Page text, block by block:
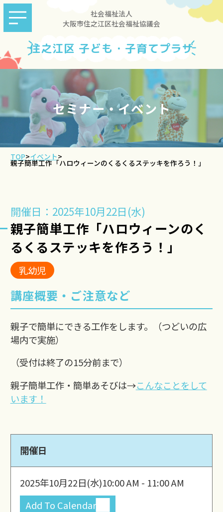
社会福祉法人
大阪市住之江区社会福祉協議会
住之江区 子ども・子育てプラザ
セミナー・イベント
TOP>イベント>
親子簡単工作「ハロウィーンのくるくるステッキを作ろう！」
開催日：2025年10月22日(水)
親子簡単工作「ハロウィーンのく
るくるステッキを作ろう！」
乳幼児
講座概要・ご注意など
親子で簡単にできる工作をします。（つどいの広
場内で実施）
（受付は終了の15分前まで）
親子簡単工作・簡単あそびは→こんなことをして
います！
開催日
2025年10月22日(水)10:00 AM - 11:00 AM
Add To Calendar